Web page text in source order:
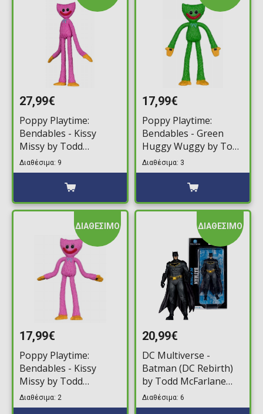
27,99€
Poppy Playtime:
Bendables - Kissy
Missy by Todd
McFarlane Bendable
Φιγούρα Δράσης
Διαθέσιμα: 9
17,99€
Poppy Playtime:
Bendables - Green
Huggy Wuggy by Todd
McFarlane Bendable
Φιγούρα Δράσης
Διαθέσιμα: 3
ΔΙΑΘΕΣΙΜΟ
17,99€
Poppy Playtime:
Bendables - Kissy
Missy by Todd
McFarlane Bendable
Φιγούρα Δράσης
Διαθέσιμα: 2
ΔΙΑΘΕΣΙΜΟ
20,99€
DC Multiverse -
Batman (DC Rebirth)
by Todd McFarlane
Φιγούρα Δράσης
(18cm)
Διαθέσιμα: 6